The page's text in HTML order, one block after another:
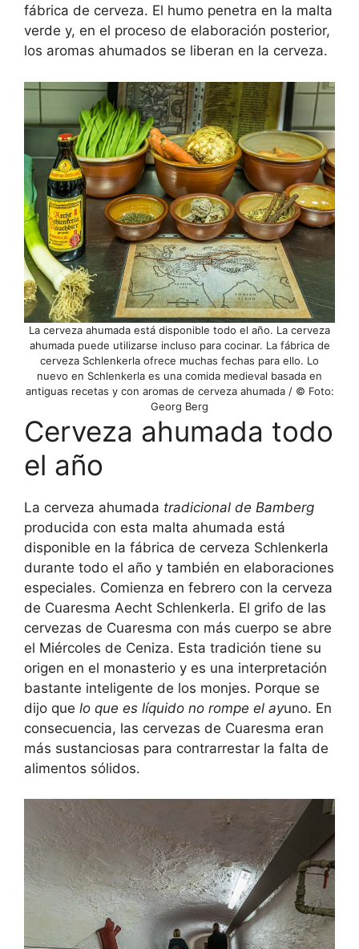
fábrica de cerveza. El humo penetra en la malta
verde y, en el proceso de elaboración posterior,
los aromas ahumados se liberan en la cerveza.
La cerveza ahumada está disponible todo el año. La cerveza
ahumada puede utilizarse incluso para cocinar. La fábrica de
cerveza Schlenkerla ofrece muchas fechas para ello. Lo
nuevo en Schlenkerla es una comida medieval basada en
antiguas recetas y con aromas de cerveza ahumada / © Foto:
Georg Berg
Cerveza ahumada todo
el año
La cerveza ahumada tradicional de Bamberg
producida con esta malta ahumada está
disponible en la fábrica de cerveza Schlenkerla
durante todo el año y también en elaboraciones
especiales. Comienza en febrero con la cerveza
de Cuaresma Aecht Schlenkerla. El grifo de las
cervezas de Cuaresma con más cuerpo se abre
el Miércoles de Ceniza. Esta tradición tiene su
origen en el monasterio y es una interpretación
bastante inteligente de los monjes. Porque se
dijo que lo que es líquido no rompe el ayuno. En
consecuencia, las cervezas de Cuaresma eran
más sustanciosas para contrarrestar la falta de
alimentos sólidos.